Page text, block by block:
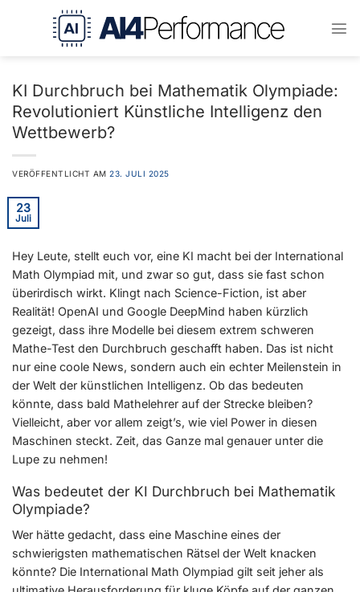
KI Durchbruch bei Mathematik Olympiade:
Revolutioniert Künstliche Intelligenz den
Wettbewerb?
VERÖFFENTLICHT AM23. JULI 2025
23
Juli
Hey Leute, stellt euch vor, eine KI macht bei der International
Math Olympiad mit, und zwar so gut, dass sie fast schon
überirdisch wirkt. Klingt nach Science-Fiction, ist aber
Realität! OpenAI und Google DeepMind haben kürzlich
gezeigt, dass ihre Modelle bei diesem extrem schweren
Mathe-Test den Durchbruch geschafft haben. Das ist nicht
nur eine coole News, sondern auch ein echter Meilenstein in
der Welt der künstlichen Intelligenz. Ob das bedeuten
könnte, dass bald Mathelehrer auf der Strecke bleiben?
Vielleicht, aber vor allem zeigt’s, wie viel Power in diesen
Maschinen steckt. Zeit, das Ganze mal genauer unter die
Lupe zu nehmen!
Was bedeutet der KI Durchbruch bei Mathematik
Olympiade?
Wer hätte gedacht, dass eine Maschine eines der
schwierigsten mathematischen Rätsel der Welt knacken
könnte? Die International Math Olympiad gilt seit jeher als